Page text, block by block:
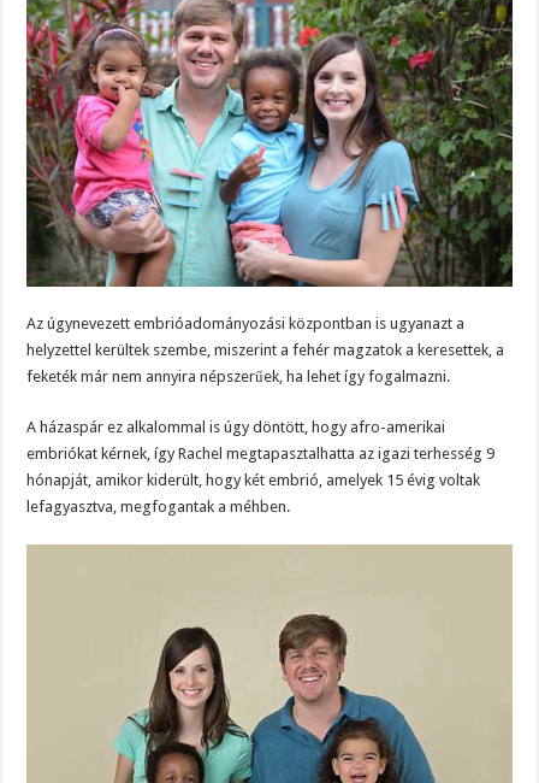
Az úgynevezett embrióadományozási központban is ugyanazt a
helyzettel kerültek szembe, miszerint a fehér magzatok a keresettek, a
feketék már nem annyira népszerűek, ha lehet így fogalmazni.
A házaspár ez alkalommal is úgy döntött, hogy afro-amerikai
embriókat kérnek, így Rachel megtapasztalhatta az igazi terhesség 9
hónapját, amikor kiderült, hogy két embrió, amelyek 15 évig voltak
lefagyasztva, megfogantak a méhben.